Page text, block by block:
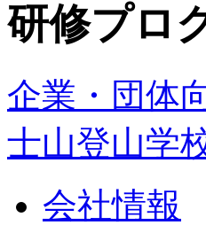
研修プロ
企業・団体
士山登山学
会社情報